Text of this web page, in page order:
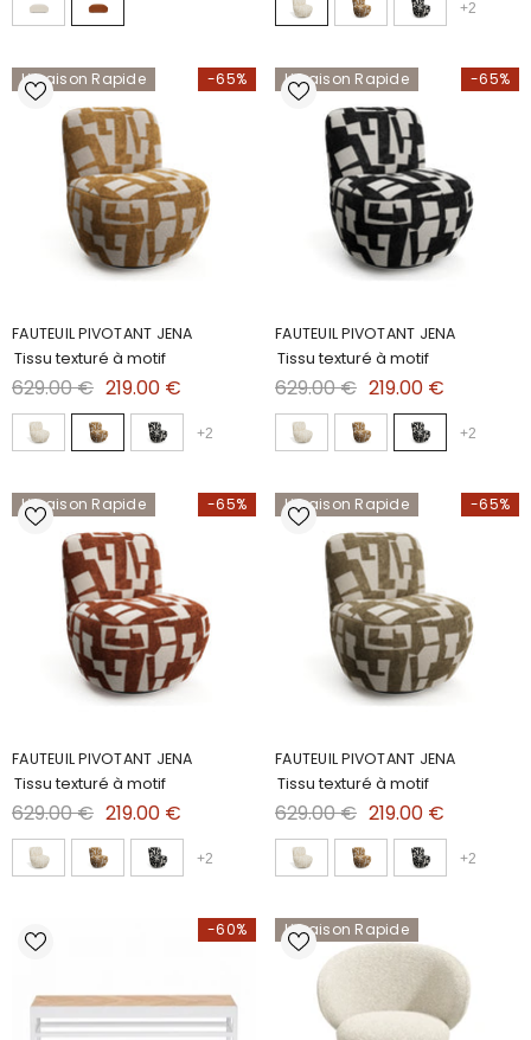
+2
-65%
Livraison Rapide
FAUTEUIL PIVOTANT JENA
Tissu texturé à motif
629.00 € 219.00 €
+2
-65%
Livraison Rapide
FAUTEUIL PIVOTANT JENA
Tissu texturé à motif
629.00 € 219.00 €
+2
-65%
Livraison Rapide
FAUTEUIL PIVOTANT JENA
Tissu texturé à motif
629.00 € 219.00 €
+2
-65%
Livraison Rapide
FAUTEUIL PIVOTANT JENA
Tissu texturé à motif
629.00 € 219.00 €
+2
-60% Livraison Rapide